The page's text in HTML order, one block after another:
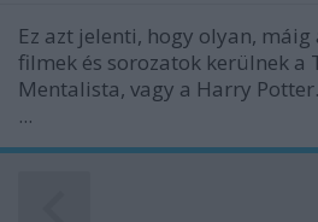
Ez azt jelenti, hogy olyan, máig
filmek és sorozatok kerülnek a
Mentalista, vagy a Harry
...